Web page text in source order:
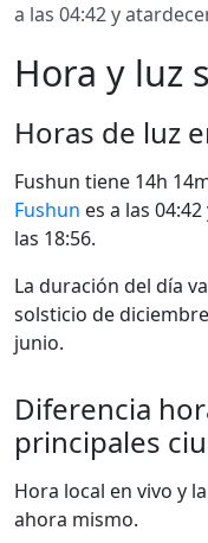
a las 04:42 y
Hora y luz
Horas de luz
Fushun tiene 14h
Fushun es a las 04:42
las 18:56.
La duración del día
solsticio de
junio.
Diferencia
principales
Hora local en vivo y
ahora mismo.